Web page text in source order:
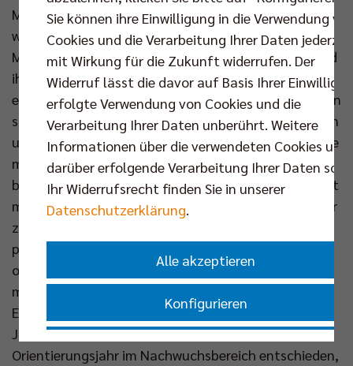
Maria möchte ihre Leidenschaft für den Sport
weitergeben. „Ich sehe großes Potenzial, junge
Menschen frühzeitig für Volleyball zu begeistern und
ihnen die Freude an Bewegung näherzubringen“,
erklärt sie. Zudem möchte sie praktische Erfahrungen
sammeln und herausfinden, ob die Arbeit mit Kindern
und Jugendlichen langfristig zu ihr passt. „Ich wollte
mir bewusst Zeit nehmen, um zu überlegen, welchen
beruflichen Weg ich einschlagen möchte. Das FSJ hat
mir die Möglichkeit gegeben, meine Interessen weiter
zu erforschen, mich sowohl sportlich als auch
persönlich weiterzuentwickeln und herauszufinden,
ob eine Zukunft im Sport- und Jugendbereich für
mich infrage kommt,“ begründet Maria ihre
Entscheidung für das Engagement bei den SCC
JUNIORS. Auch Lukas hat sich für ein
Orientierungsjahr im Nachwuchsbereich entschieden,
Sie können ihre Einwilligung in die Verwendung
Cookies und die Verarbeitung Ihrer Daten
mit Wirkung für die Zukunft widerrufen. Der
Widerruf lässt die davor auf Basis Ihrer
erfolgte Verwendung von Cookies und die
Verarbeitung Ihrer Daten unberührt. Weitere
Informationen über die verwendeten Cookies und
darüber erfolgende Verarbeitung Ihrer Daten
Ihr Widerrufsrecht finden Sie in unserer
Datenschutzerklärung.
Alle akzeptieren
Konfigurieren
Nur essenzielle Cookies akzeptieren